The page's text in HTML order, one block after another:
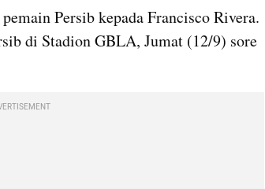
Persib kepada Francisco Rivera.
di Stadion GBLA, Jumat (12/9) sore